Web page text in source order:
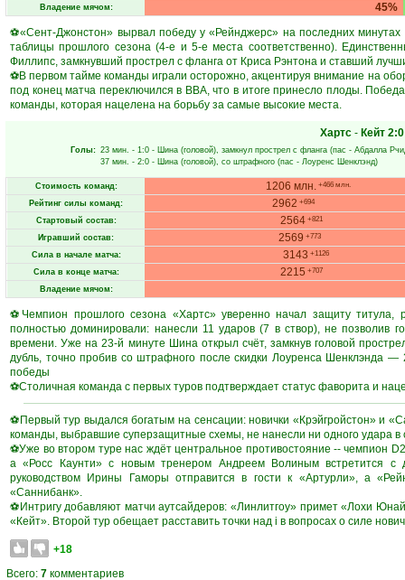
Владение мячом:
45%
⚽«Сент-Джонстон» вырвал победу у «Рейнджерс» на последних
таблицы прошлого сезона (4-е и 5-е места соответственно).
Филлипс, замкнувший прострел с фланга от Криса Рэнтона и ставший
⚽В первом тайме команды играли осторожно, акцентируя внимание на
под конец матча переключился в ВВА, что в итоге принесло плоды.
команды, которая нацелена на борьбу за самые высокие места.
Хартс- Кейт 2:0
Голы: 23 мин. - 1:0 - Шина (головой), замкнул прострел с фланга (пас - Абдалла
37 мин. - 2:0 - Шина (головой), со штрафного (пас - Лоуренс Шенклэнд)
Стоимость команд: 1206 млн. +466 млн.
Рейтинг силы команд: 2962 +694
Стартовый состав: 2564 +821
Игравший состав: 2569 +773
Сила в начале матча: 3143 +1126
Сила в конце матча: 2215 +707
Владение мячом:
⚽Чемпион прошлого сезона «Хартс» уверенно начал защиту титула,
полностью доминировали: нанесли 11 ударов (7 в створ), не позволив
времени. Уже на 23-й минуте Шина открыл счёт, замкнув головой
дубль, точно пробив со штрафного после скидки Лоуренса Шенклэнда
победы
⚽Столичная команда с первых туров подтверждает статус фаворита и
⚽Первый тур выдался богатым на сенсации: новички «Крэйгройстон» и
команды, выбравшие суперзащитные схемы, не нанесли ни одного удара в
⚽Уже во втором туре нас ждёт центральное противостояние -- чемпион
а «Росс Каунти» с новым тренером Андреем Волиным встретится с
руководством Ирины Гаморы отправится в гости к «Артурли», а
«Саннибанк».
⚽Интригу добавляют матчи аутсайдеров: «Линлитгоу» примет «Лохи
«Кейт». Второй тур обещает расставить точки над i в вопросах о силе
+18
Всего: 7 комментариев